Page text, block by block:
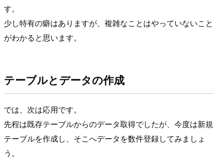
す。
少し特有の癖はありますが、複雑なことはやっていないこと
がわかると思います。
テーブルとデータの作成
では、次は応用です。
先程は既存テーブルからのデータ取得でしたが、今度は新規
テーブルを作成し、そこへデータを数件登録してみましょ
う。